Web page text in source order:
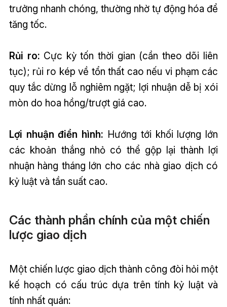
trưởng nhanh chóng, thường nhờ tự động hóa để
tăng tốc.
Rủi ro: Cực kỳ tốn thời gian (cần theo dõi liên
tục); rủi ro kép về tổn thất cao nếu vi phạm các
quy tắc dừng lỗ nghiêm ngặt; lợi nhuận dễ bị xói
mòn do hoa hồng/trượt giá cao.
Lợi nhuận điển hình: Hướng tới khối lượng lớn
các khoản thắng nhỏ có thể gộp lại thành lợi
nhuận hàng tháng lớn cho các nhà giao dịch có
kỷ luật và tần suất cao.
Các thành phần chính của một chiến
lược giao dịch
Một chiến lược giao dịch thành công đòi hỏi một
kế hoạch có cấu trúc dựa trên tính kỷ luật và
tính nhất quán: